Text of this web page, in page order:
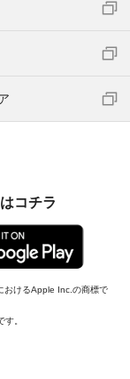
コチラ
おけるApple Inc.の商標で
。